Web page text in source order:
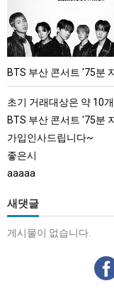
서
트
'75
분
브
"큰
실
BTS 부산 콘서트 '75분 지연' 성토…하이브 "큰 실
초기 거래대상은 약 10개 종목으로 시작해 최대 100개까지 확대할 방
BTS 부산 콘서트 '75분
가입인사드립니다~
좋은시
aaaaa
새댓글
게시물이 없습니다.